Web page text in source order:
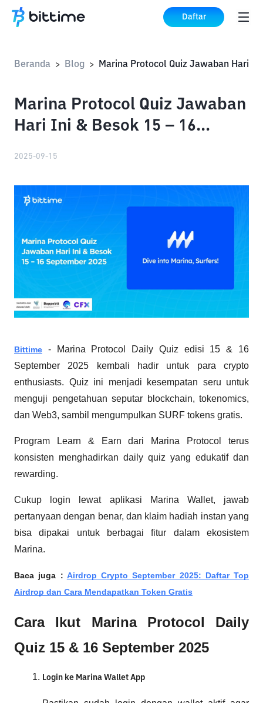
Daftar
Beranda > Blog >
Marina Protocol Quiz Jawaban
Hari Ini & Besok 15 – 16
2025-09-15
Bittime - Marina Protocol Daily Quiz edisi 15 & 16
September 2025 kembali hadir untuk para crypto
enthusiasts. Quiz ini menjadi kesempatan seru untuk
menguji pengetahuan seputar blockchain, tokenomics,
dan Web3, sambil mengumpulkan SURF tokens gratis.
Program Learn & Earn dari Marina Protocol terus
konsisten menghadirkan daily quiz yang edukatif dan
rewarding.
Cukup login lewat aplikasi Marina Wallet, jawab
pertanyaan dengan benar, dan klaim hadiah instan yang
bisa dipakai untuk berbagai fitur dalam ekosistem
Marina.
Baca juga : Airdrop Crypto September 2025: Daftar Top
Airdrop dan Cara Mendapatkan Token Gratis
Cara Ikut Marina Protocol Daily
Quiz 15 & 16 September 2025
Login ke Marina Wallet App